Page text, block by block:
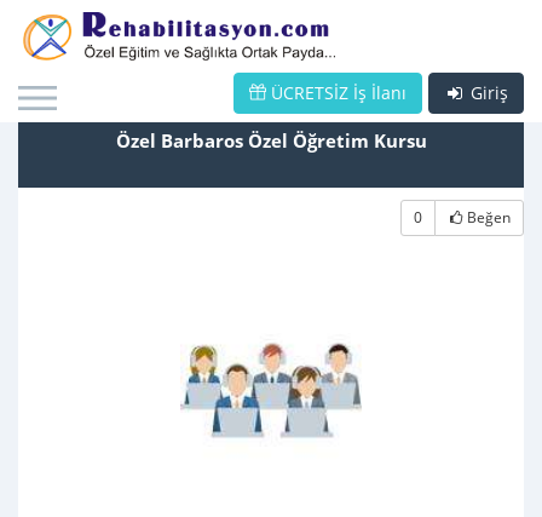
Giriş
ÜCRETSİZ İş İlanı
Özel Barbaros Özel Öğretim Kursu
0 Beğen